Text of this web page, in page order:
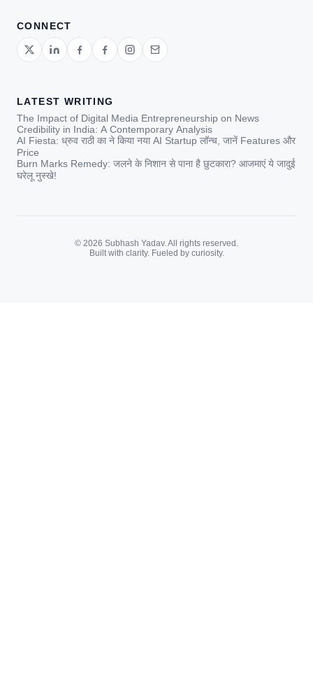
CONNECT
LATEST WRITING
The Impact of Digital Media Entrepreneurship on News
Credibility in India: A Contemporary Analysis
AI Fiesta: ध्रुव राठी का ने किया नया AI Startup लॉन्च, जानें Features और
Price
Burn Marks Remedy: जलने के निशान से पाना है छुटकारा? आजमाएं ये जादुई
घरेलू नुस्खे!
© 2026 Subhash Yadav. All rights reserved.
Built with clarity. Fueled by curiosity.